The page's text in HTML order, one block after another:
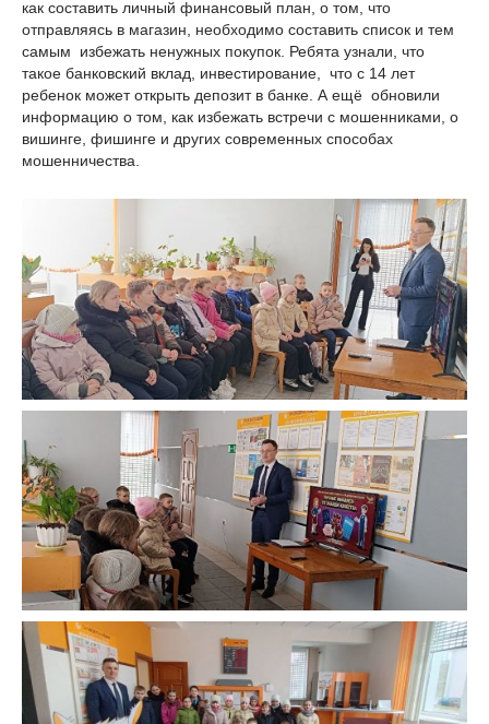
как составить личный финансовый план, о том, что
отправляясь в магазин, необходимо составить список и тем
самым избежать ненужных покупок. Ребята узнали, что
такое банковский вклад, инвестирование, что с 14 лет
ребенок может открыть депозит в банке. А ещё обновили
информацию о том, как избежать встречи с мошенниками, о
вишинге, фишинге и других современных способах
мошенничества.